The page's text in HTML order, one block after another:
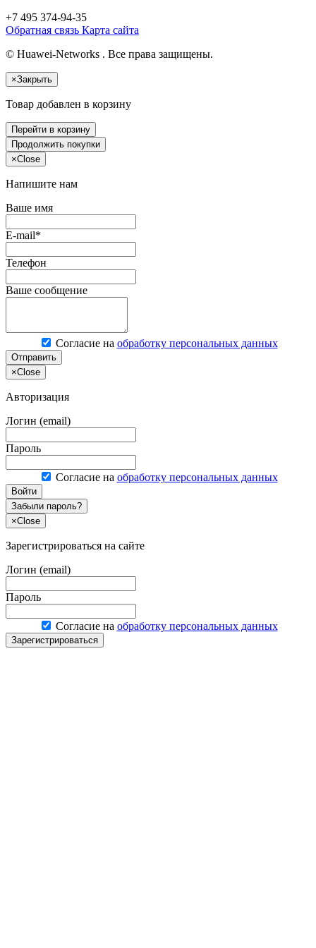
+7 495 374-94-35
Обратная связь Карта сайта
© Huawei-Networks . Все права защищены.
×Закрыть
Товар добавлен в корзину
Перейти в корзину
Продолжить покупки
×Close
Напишите нам
Ваше имя
E-mail*
Телефон
Ваше сообщение
Согласие на обработку персональных данных
Отправить
×Close
Авторизация
Логин (email)
Пароль
Согласие на обработку персональных данных
Войти
Забыли пароль?
×Close
Зарегистрироваться на сайте
Логин (email)
Пароль
Согласие на обработку персональных данных
Зарегистрироваться